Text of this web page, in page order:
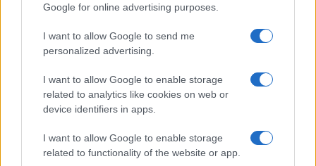
Google for online advertising purposes.
I want to allow Google to send me
personalized advertising.
I want to allow Google to enable storage
related to analytics like cookies on web or
device identifiers in apps.
I want to allow Google to enable storage
related to functionality of the website or app.